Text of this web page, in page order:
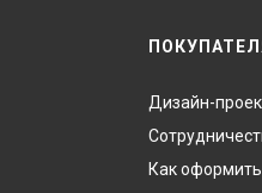
Дизайн-
Как оформить